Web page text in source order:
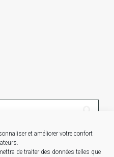
et améliorer votre confort
de traiter des données telles que